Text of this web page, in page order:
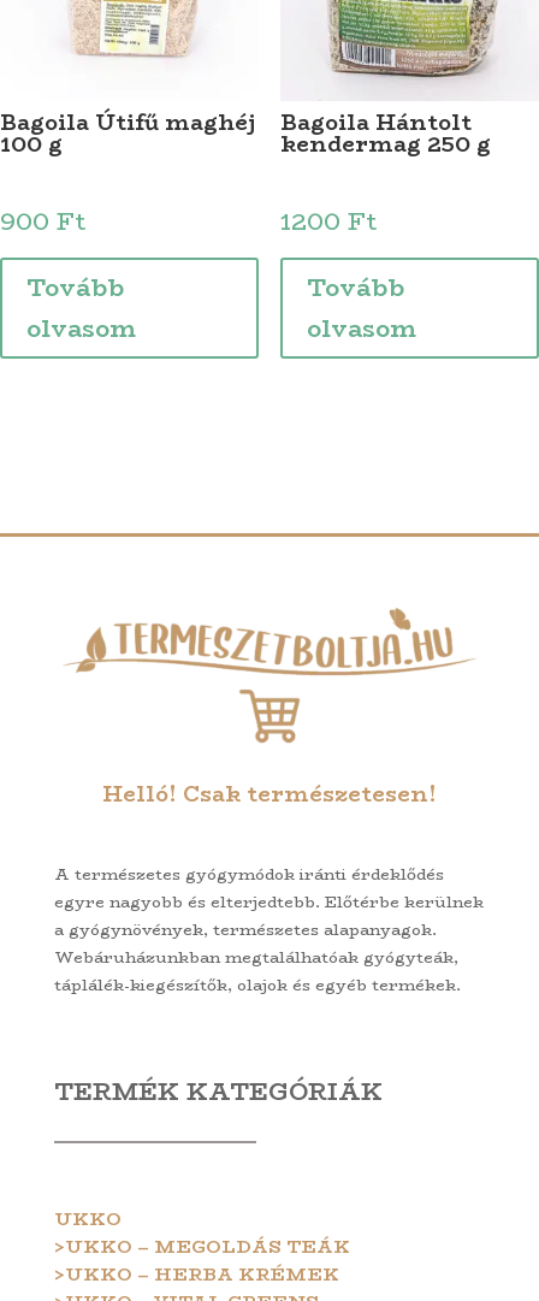
Bagoila Útifű maghéj
100 g
900 Ft
Tovább
olvasom
Bagoila Hántolt
kendermag 250 g
1200 Ft
Tovább
olvasom
Helló! Csak természetesen!
A természetes gyógymódok iránti érdeklődés
egyre nagyobb és elterjedtebb. Előtérbe kerülnek
a gyógynövények, természetes alapanyagok.
Webáruházunkban megtalálhatóak gyógyteák,
táplálék-kiegészítők, olajok és egyéb termékek.
TERMÉK KATEGÓRIÁK
UKKO
>UKKO – MEGOLDÁS TEÁK
>UKKO – HERBA KRÉMEK